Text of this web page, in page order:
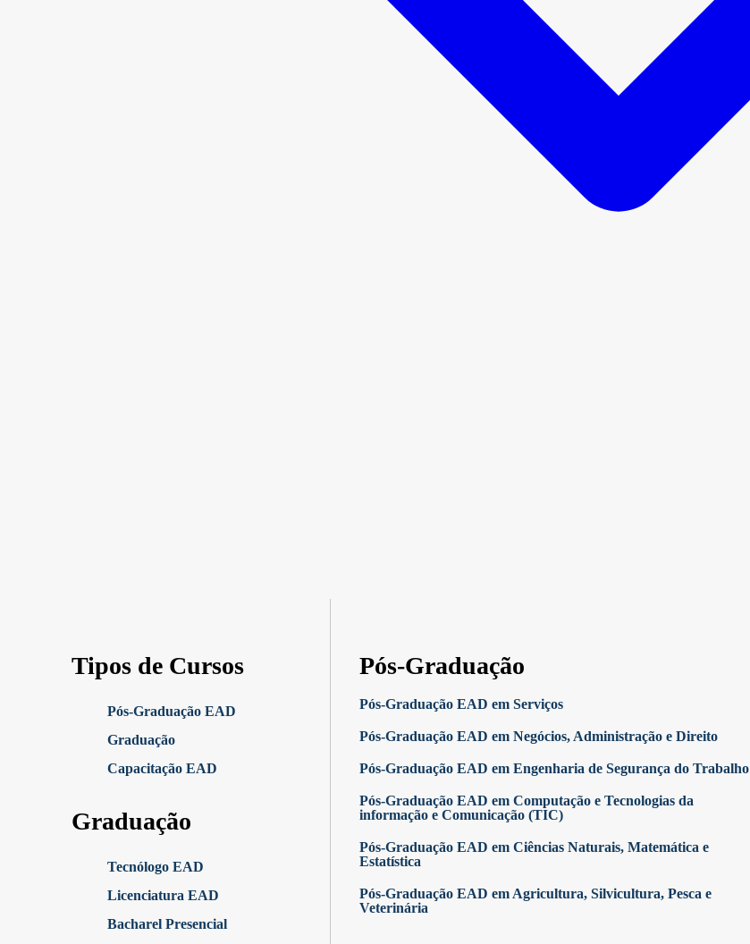
Tipos de Cursos
Pós-Graduação EAD
Graduação
Capacitação EAD
Graduação
Tecnólogo EAD
Licenciatura EAD
Bacharel Presencial
Pós-Graduação
Pós-Graduação EAD em Serviços
Pós-Graduação EAD em Negócios, Administração e Direito
Pós-Graduação EAD em Engenharia de Segurança do Trabalho
Pós-Graduação EAD em Computação e Tecnologias da
informação e Comunicação (TIC)
Pós-Graduação EAD em Ciências Naturais, Matemática e
Estatística
Pós-Graduação EAD em Agricultura, Silvicultura, Pesca e
Veterinária